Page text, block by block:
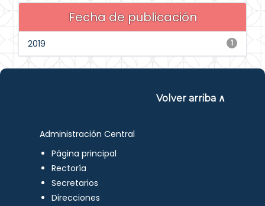
Fecha de publicación
1
2019
Volver arriba ∧
Administración Central
Página principal
Rectoría
Secretarios
Direcciones